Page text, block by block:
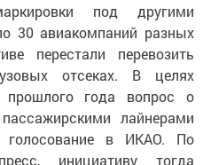
под другими
30 авиакомпаний разных
перестали перевозить
отсеках. В целях
прошлого года вопрос о
лайнерами
в ИКАО. По
инициативу тогда